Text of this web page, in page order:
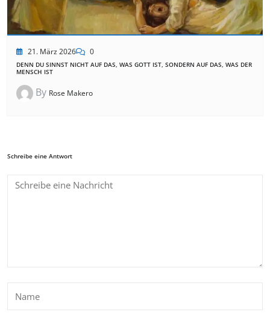
21. März 2026 0
DENN DU SINNST NICHT AUF DAS, WAS GOTT IST, SONDERN AUF DAS, WAS DER
MENSCH IST
By Rose Makero
Schreibe eine Antwort